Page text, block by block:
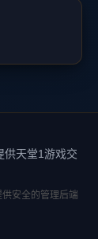
供天堂1游戏交
安全的管理后端